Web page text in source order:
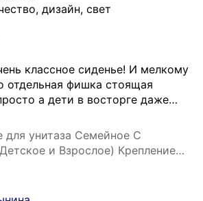
дизайн, свет
классное сиденье! И мелкому
отдельная фишка стоящая
а дети в восторге даже…
унитаза Семейное С
и Взрослое) Крепление
мм, Ширина 362 мм -Уклад